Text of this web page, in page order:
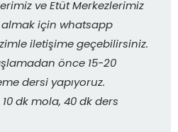
ve Etüt Merkezlerimiz
almak için whatsapp
iletişime geçebilirsiniz.
önce 15-20
dersi yapıyoruz.
dk mola, 40 dk ders